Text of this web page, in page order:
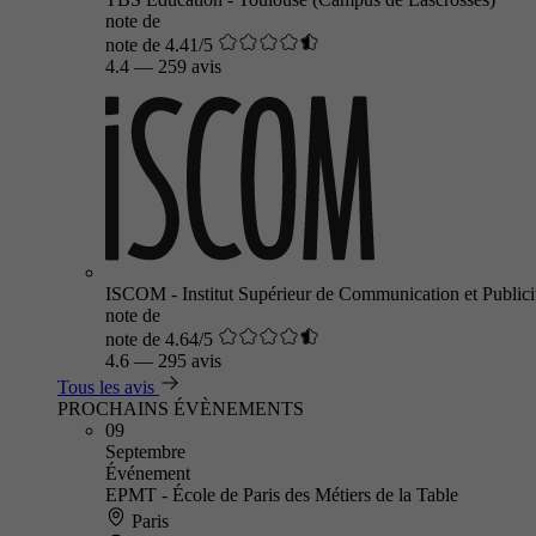
note de
note de 4.41/5
4.4 — 259 avis
ISCOM - Institut Supérieur de Communication et
note de
note de 4.64/5
4.6 — 295 avis
Tous les avis
PROCHAINS ÉVÈNEMENTS
09
Septembre
Événement
EPMT - École de Paris des Métiers de la Table
Paris